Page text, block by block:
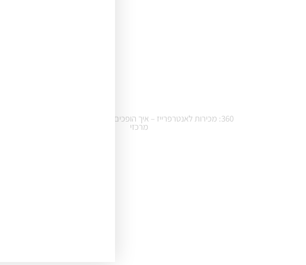
360: מכירות לאנטרפרייז – איך הופכים מכרזים למנוע צמיחה
מרכזי